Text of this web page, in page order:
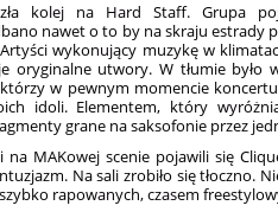
kolej na Hard Staff. Grupa
nawet o to by na skraju estrady
Artyści wykonujący muzykę w
oryginalne utwory. W tłumie było
w pewnym momencie
idoli. Elementem, który
grane na saksofonie przez
na MAKowej scenie pojawili się
Na sali zrobiło się tłoczno.
rapowanych, czasem